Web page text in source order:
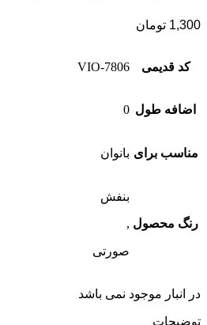
1,300 تومان
کد قدیمی 7806-VIO
اضافه طول 0
مناسب برای بانوان
رنگ محصول
بنفش
,
صورتی
در انبار موجود نمی باشد
توضیحات